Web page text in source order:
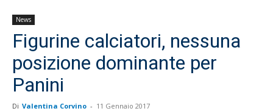
News
Figurine calciatori, nessuna
posizione dominante per
Panini
Di Valentina Corvino - 11 Gennaio 2017